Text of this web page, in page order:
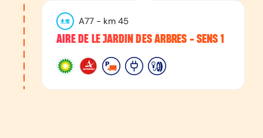
A77 - km 45
AIRE DE LE JARDIN DES ARBRES - SENS 1